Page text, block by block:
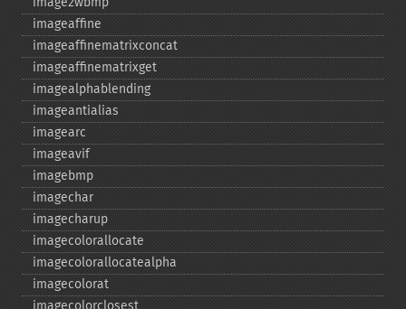
imageaffine
imageaffinematrixconcat
imageaffinematrixget
imagealphablending
imageantialias
imagearc
imageavif
imagebmp
imagechar
imagecharup
imagecolorallocate
imagecolorallocatealpha
imagecolorat
imagecolorclosest